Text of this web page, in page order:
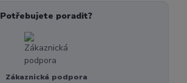
Potřebujete poradit?
Zákaznická podpora